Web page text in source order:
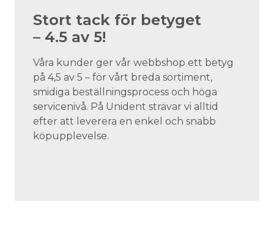
Stort tack för betyget
– 4.5 av 5!
Våra kunder ger vår webbshop ett betyg
på 4,5 av 5 – för vårt breda sortiment,
smidiga beställningsprocess och höga
servicenivå. På Unident strävar vi alltid
efter att leverera en enkel och snabb
köpupplevelse.